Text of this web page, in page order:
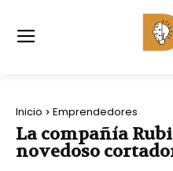
Inicio Emprendedores
La compañía
novedoso